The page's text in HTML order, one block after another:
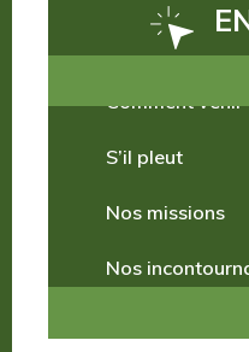
Nos